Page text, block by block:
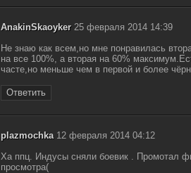
AnakinSkaoyker25 февраля 2014 14:39
Не знаю как всем,но мне понравилась
на все 100%, а вторая на 60%
часте,но меньше чем в первой и более
Ответить
plazmochka12 февраля 2014 04:12
Ха ппц. Индусы сняли боевик . Промотал
просмотра(